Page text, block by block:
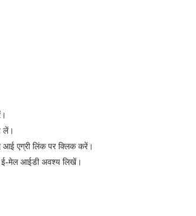
लें।
एग्री लिंक पर क्लिक करें।
ई-मेल आईडी अवश्य लिखें।